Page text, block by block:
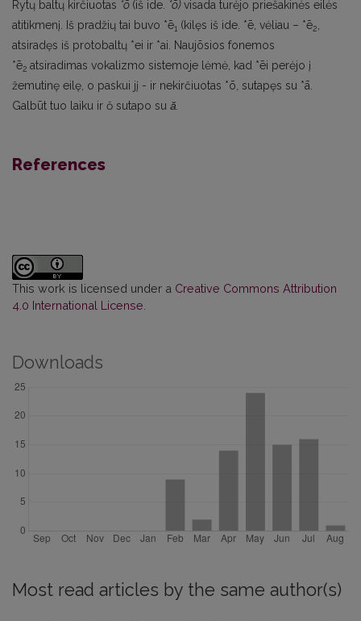
Rytų baltų kirčiuotas *ō (iš ide. *ō)visada turėjo priešakinės eilės
atitikmenį. Iš pradžių tai buvo *ē1 (kilęs iš ide. *ē, vėliau – *ē2,
atsiradęs iš protobaltų *ei ir *ai. Naujõsios fonemos
*ē2 atsiradimas vokalizmo sistemoje lėmė, kad *ēi perėjo į
žemutinę eilę, o paskui jį - ir nekirčiuotas *ō, sutapęs su *ā.
Galbūt tuo laiku ir ŏ sutapo su ă.
References
This work is licensed under a Creative Commons Attribution
4.0 International License
Downloads
Most read articles by the same author(s)